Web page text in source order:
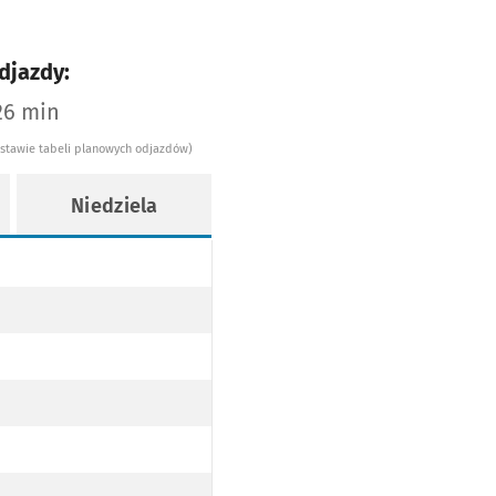
min
tabeli planowych odjazdów)
Niedziela
PRZEZ PL. JANA PAWŁA II
PAWŁA II
PRZEZ PL. JANA PAWŁA II
PRZEZ MOST MILENIJNY, UL. JEZIORAŃSKIEGO (DO PRZYST. KOLISTA PO TRASIE)
9